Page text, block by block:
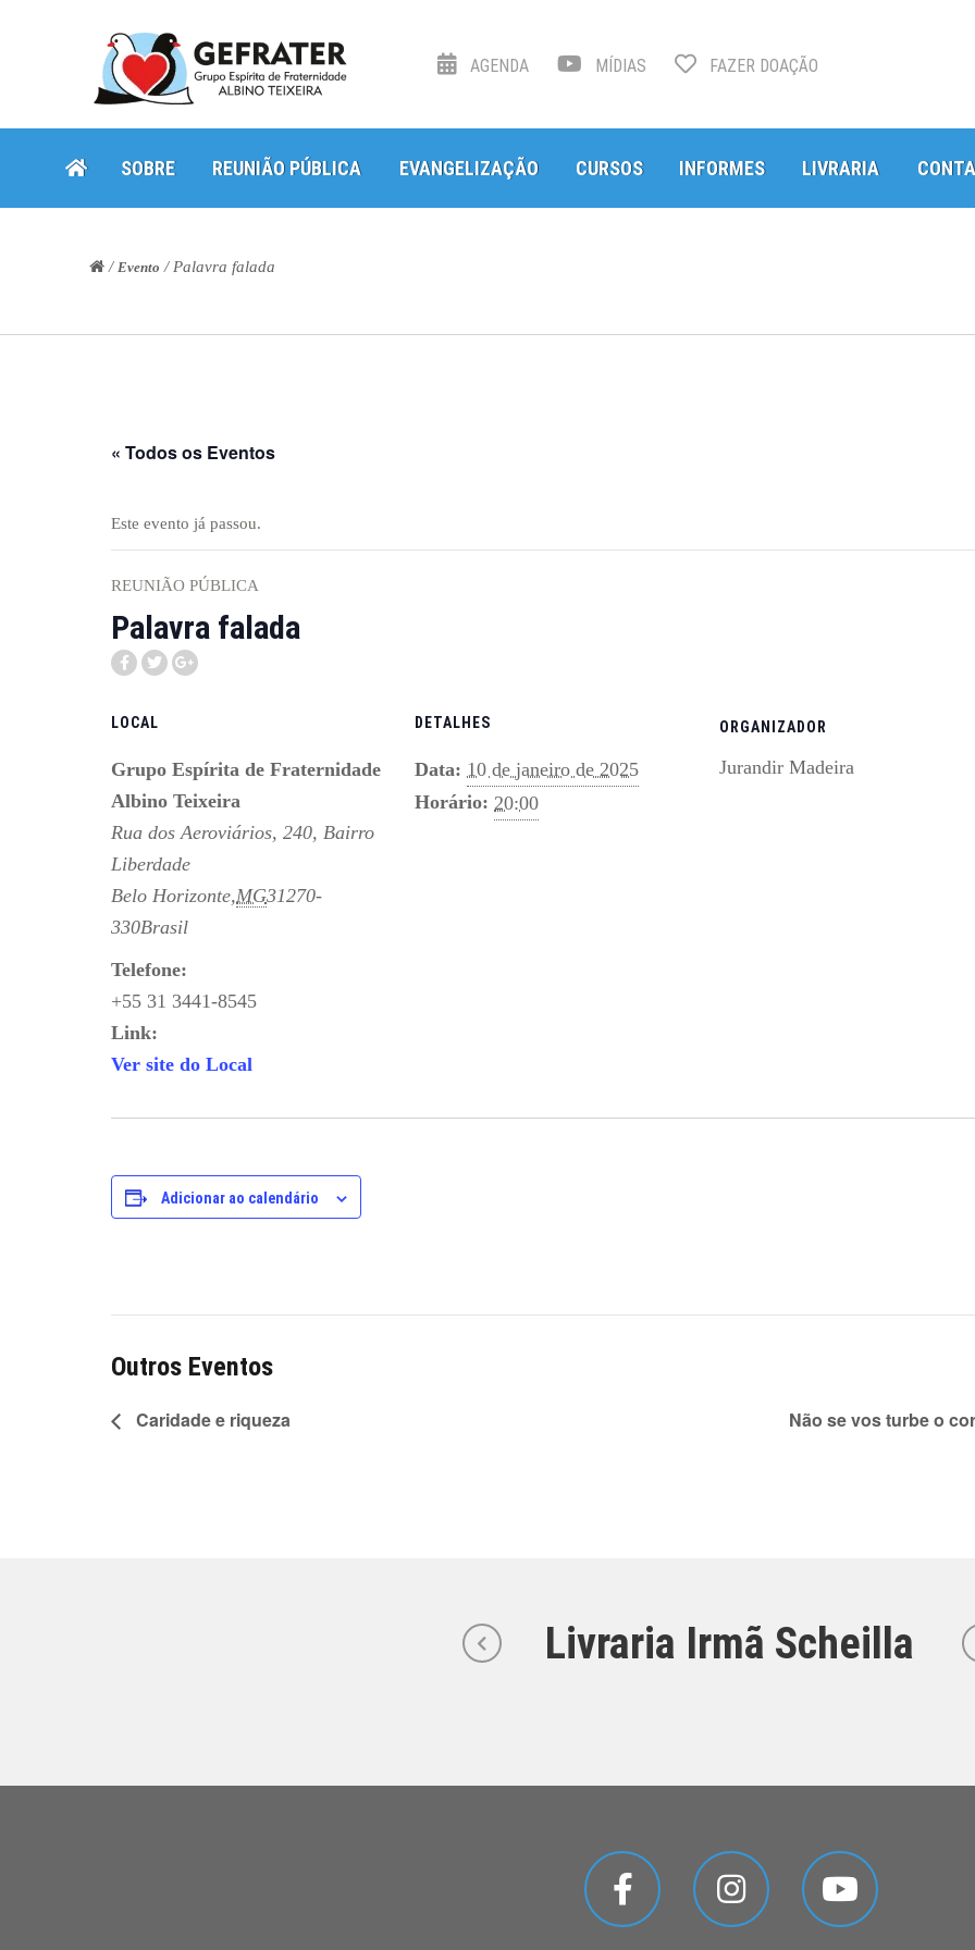
AGENDA MÍDIAS FAZER DOAÇÃO
SOBRE REUNIÃO PÚBLICA EVANGELIZAÇÃO CURSOS INFORMES LIVRARIA
/ Evento / Palavra falada
« Todos os Eventos
Este evento já passou.
REUNIÃO PÚBLICA
Palavra falada
LOCAL
Grupo Espírita de Fraternidade
Albino Teixeira
Rua dos Aeroviários, 240, Bairro
Liberdade
Belo Horizonte,MG31270-
330Brasil
Telefone:
+55 31 3441-8545
Link:
Ver site do Local
DETALHES
Data: 10 de janeiro de 2025
Horário: 20:00
ORGANIZADOR
Jurandir Madeira
Adicionar ao calendário
Outros Eventos
Caridade e riqueza Não se vos turbe o
Livraria Irmã Scheilla